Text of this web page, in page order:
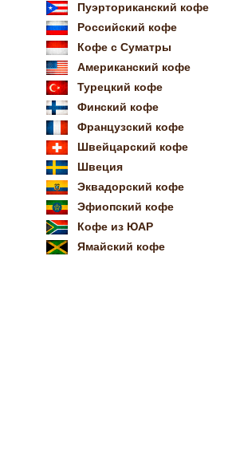
Пуэрториканский кофе
Российский кофе
Кофе с Суматры
Американский кофе
Турецкий кофе
Финский кофе
Французский кофе
Швейцарский кофе
Швеция
Эквадорский кофе
Эфиопский кофе
Кофе из ЮАР
Ямайский кофе